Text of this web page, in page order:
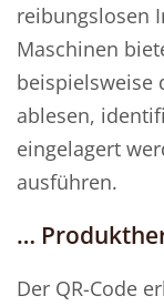
reibungslosen
Maschinen
beispielsweise
ablesen,
eingelagert
ausführen.
…
Der QR-Code